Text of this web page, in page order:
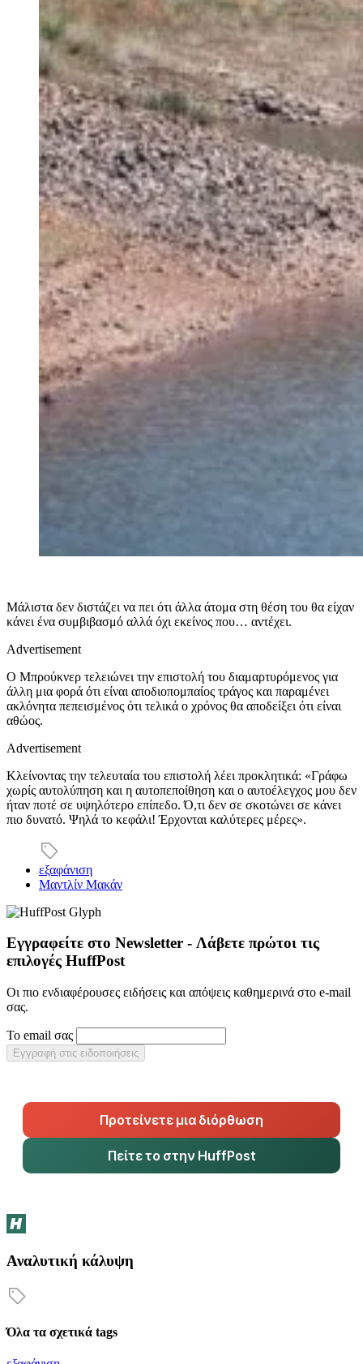
Μάλιστα δεν διστάζει να πει ότι άλλα άτομα στη θέση του θα είχαν
κάνει ένα συμβιβασμό αλλά όχι εκείνος που… αντέχει.
Advertisement
Ο Μπρούκνερ τελειώνει την επιστολή του διαμαρτυρόμενος για
άλλη μια φορά ότι είναι αποδιοπομπαίος τράγος και παραμένει
ακλόνητα πεπεισμένος ότι τελικά ο χρόνος θα αποδείξει ότι είναι
αθώος.
Advertisement
Κλείνοντας την τελευταία του επιστολή λέει προκλητικά: «Γράφω
χωρίς αυτολύπηση και η αυτοπεποίθηση και ο αυτοέλεγχος μου δεν
ήταν ποτέ σε υψηλότερο επίπεδο. Ό,τι δεν σε σκοτώνει σε κάνει
πιο δυνατό. Ψηλά το κεφάλι! Έρχονται καλύτερες μέρες».
εξαφάνιση
Μαντλίν Μακάν
Εγγραφείτε στο Newsletter - Λάβετε πρώτοι τις
επιλογές HuffPost
Οι πιο ενδιαφέρουσες ειδήσεις και απόψεις καθημερινά στο e-mail
σας.
Το email σας
Εγγραφή στις ειδοποιήσεις
Προτείνετε μια διόρθωση
Πείτε το στην HuffPost
Αναλυτική κάλυψη
Όλα τα σχετικά tags